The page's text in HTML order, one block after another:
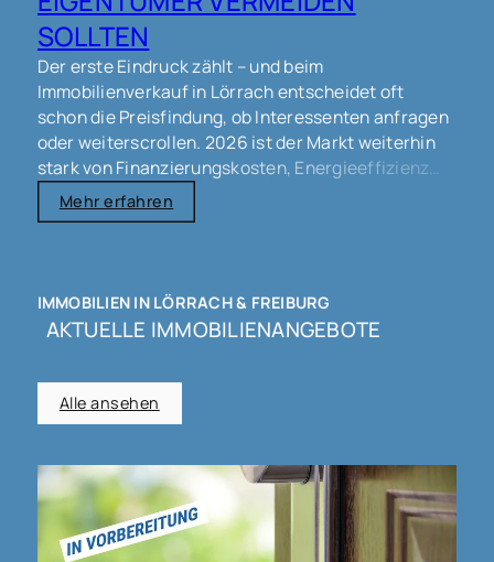
#immobilienverkauf #verkauf #eigentümer
#haus #wohnung #grundstück #gewerbe
#lörrach #schopfheim #wyhlen #grenzach
#rheinfelden #weilamrhein #steinen #freiburg
#basel
SOLLTEN
Der erste Eindruck zählt – und beim
Immobilienverkauf in Lörrach entscheidet oft
schon die Preisfindung, ob Interessenten anfragen
oder weiterscrollen. 2026 ist der Markt weiterhin
stark von Finanzierungskosten, Energieeffizienz
und Mikrolagen geprägt. Eine saubere
Immobilienbewertung schafft Orientierung, schützt
unrealistische Versprechen.
Mehr erfahren
IMMOBILIEN IN LÖRRACH & FREIBURG
AKTUELLE IMMOBILIENANGEBOTE
Alle ansehen